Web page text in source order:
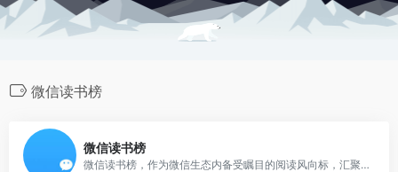
微信读书榜
微信读书榜
微信读书榜，作为微信生态内备受瞩目的阅读风向标，汇聚了时下最热门、最具口碑的书籍排行。